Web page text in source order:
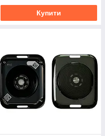
Купити